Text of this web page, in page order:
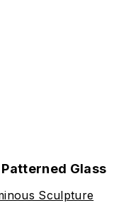
Glass
Sculpture